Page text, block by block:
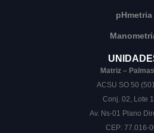
pHmetria
Matriz –
ACSU SO 50
Conj. 02, Lote
Av. Ns-01 Plano
CEP: 77.016-